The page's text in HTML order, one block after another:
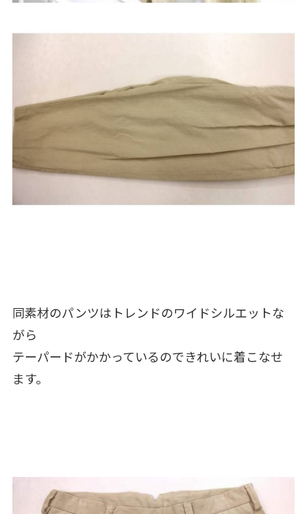
同素材のパンツはトレンドのワイドシルエットな
がら
テーパードがかかっているのできれいに着こなせ
ます。